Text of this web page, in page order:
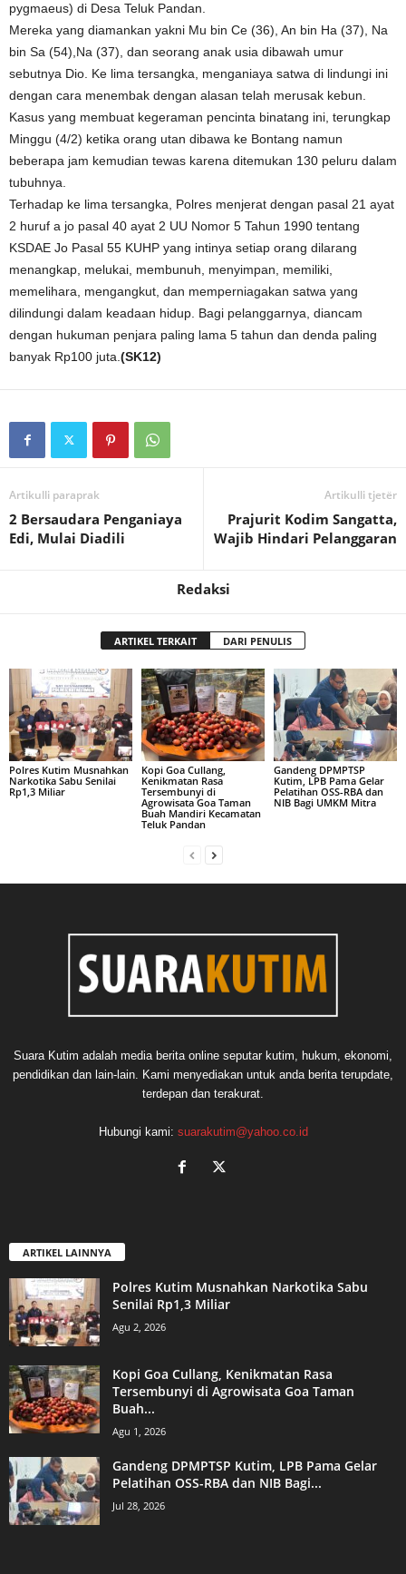
pygmaeus) di Desa Teluk Pandan.
Mereka yang diamankan yakni Mu bin Ce (36), An bin Ha (37), Na
bin Sa (54),Na (37), dan seorang anak usia dibawah umur
sebutnya Dio. Ke lima tersangka, menganiaya satwa di lindungi ini
dengan cara menembak dengan alasan telah merusak kebun.
Kasus yang membuat kegeraman pencinta binatang ini, terungkap
Minggu (4/2) ketika orang utan dibawa ke Bontang namun
beberapa jam kemudian tewas karena ditemukan 130 peluru dalam
tubuhnya.
Terhadap ke lima tersangka, Polres menjerat dengan pasal 21 ayat
2 huruf a jo pasal 40 ayat 2 UU Nomor 5 Tahun 1990 tentang
KSDAE Jo Pasal 55 KUHP yang intinya setiap orang dilarang
menangkap, melukai, membunuh, menyimpan, memiliki,
memelihara, mengangkut, dan memperniagakan satwa yang
dilindungi dalam keadaan hidup. Bagi pelanggarnya, diancam
dengan hukuman penjara paling lama 5 tahun dan denda paling
banyak Rp100 juta. (SK12)
Artikulli paraprak
2 Bersaudara Penganiaya
Edi, Mulai Diadili
Artikulli tjetër
Prajurit Kodim Sangatta,
Wajib Hindari Pelanggaran
Redaksi
ARTIKEL TERKAIT DARI PENULIS
Polres Kutim Musnahkan
Narkotika Sabu Senilai
Rp1,3 Miliar
Kopi Goa Cullang,
Kenikmatan Rasa
Tersembunyi di
Agrowisata Goa Taman
Buah Mandiri Kecamatan
Teluk Pandan
Gandeng DPMPTSP
Kutim, LPB Pama Gelar
Pelatihan OSS-RBA dan
NIB Bagi UMKM Mitra
Suara Kutim adalah media berita online seputar kutim, hukum, ekonomi,
pendidikan dan lain-lain. Kami menyediakan untuk anda berita terupdate,
terdepan dan terakurat.
Hubungi kami: suarakutim@yahoo.co.id
ARTIKEL LAINNYA
Polres Kutim Musnahkan Narkotika Sabu
Senilai Rp1,3 Miliar
Agu 2, 2026
Kopi Goa Cullang, Kenikmatan Rasa
Tersembunyi di Agrowisata Goa Taman
Buah...
Agu 1, 2026
Gandeng DPMPTSP Kutim, LPB Pama Gelar
Pelatihan OSS-RBA dan NIB Bagi...
Jul 28, 2026